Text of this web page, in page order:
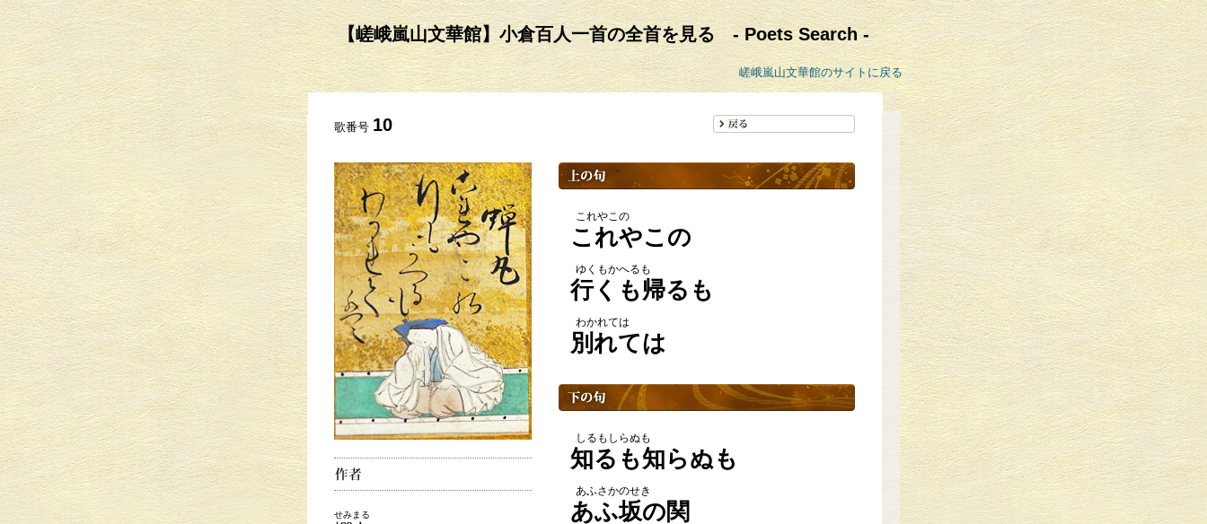
【嵯峨嵐山文華館】小倉百人一首の全首を見る - Poets Search -
嵯峨嵐山文華館のサイトに戻る
歌番号 10
せみまる
これやこの
これやこの
ゆくもかへるも
行くも帰るも
わかれては
別れては
しるもしらぬも
知るも知らぬも
あふさかのせき
あふ坂の関